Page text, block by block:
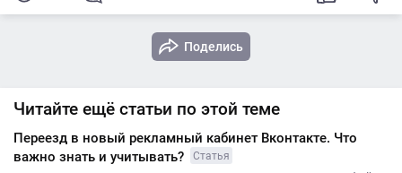
Поделись
Читайте ещё статьи по этой теме
Переезд в новый рекламный кабинет Вконтакте. Что
важно знать и учитывать?
Статья